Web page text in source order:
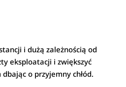
i dużą zależnością od
eksploatacji i zwiększyć
o przyjemny chłód.